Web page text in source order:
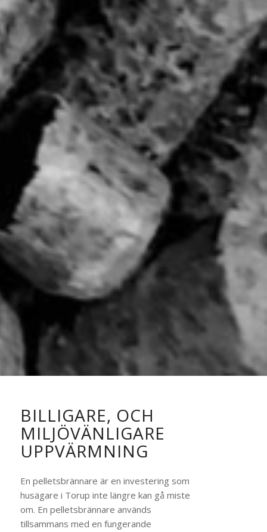
BILLIGARE, OCH
MILJÖVÄNLIGARE
UPPVÄRMNING
En pelletsbrännare är en investering som
husägare i Torup inte längre kan gå miste
om. En pelletsbrännare används
tillsammans med en fungerande